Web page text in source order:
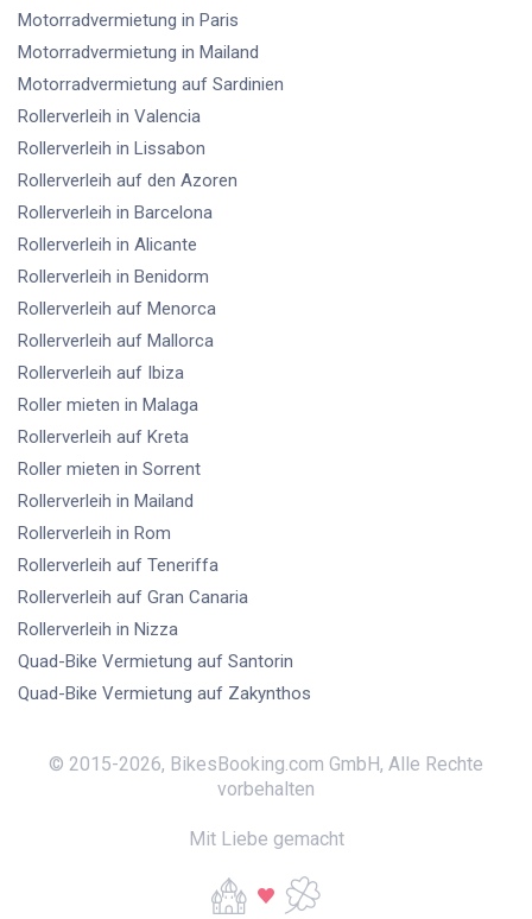
Motorradvermietung in Paris
Motorradvermietung in Mailand
Motorradvermietung auf Sardinien
Rollerverleih in Valencia
Rollerverleih in Lissabon
Rollerverleih auf den Azoren
Rollerverleih in Barcelona
Rollerverleih in Alicante
Rollerverleih in Benidorm
Rollerverleih auf Menorca
Rollerverleih auf Mallorca
Rollerverleih auf Ibiza
Roller mieten in Malaga
Rollerverleih auf Kreta
Roller mieten in Sorrent
Rollerverleih in Mailand
Rollerverleih in Rom
Rollerverleih auf Teneriffa
Rollerverleih auf Gran Canaria
Rollerverleih in Nizza
Quad-Bike Vermietung auf Santorin
Quad-Bike Vermietung auf Zakynthos
© 2015-2026, BikesBooking.com GmbH, Alle Rechte
vorbehalten
Mit Liebe gemacht